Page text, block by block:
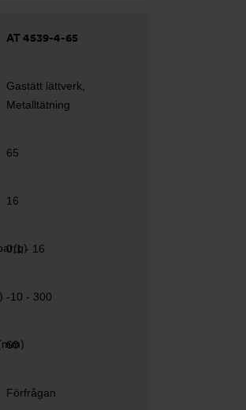
AT 4539-4-65
Gastätt lättverk,
Metalltätning
65
16
0,1 - 16
-10 - 300
60
Förfrågan